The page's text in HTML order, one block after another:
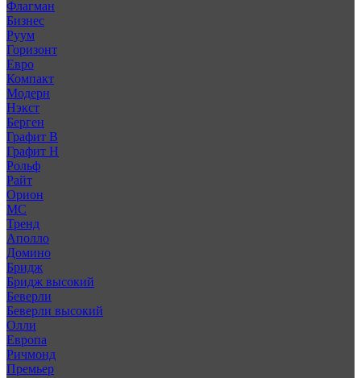
Флагман
Бизнес
Руум
Горизонт
Евро
Компакт
Модерн
Нэкст
Берген
Графит В
Графит Н
Рольф
Райт
Орион
МС
Тренд
Аполло
Домино
Бридж
Бридж высокий
Беверли
Беверли высокий
Олли
Европа
Ричмонд
Премьер